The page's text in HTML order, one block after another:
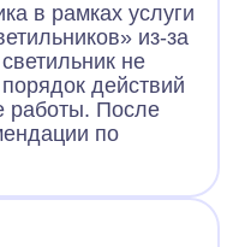
в рамках услуги
из-за
не
действий
работы. После
по